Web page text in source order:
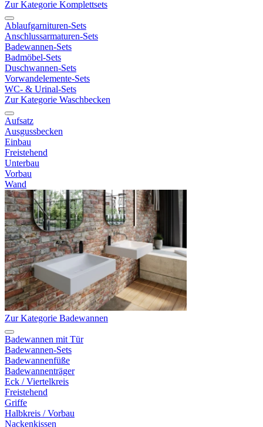
Zur Kategorie Komplettsets
Ablaufgarnituren-Sets
Anschlussarmaturen-Sets
Badewannen-Sets
Badmöbel-Sets
Duschwannen-Sets
Vorwandelemente-Sets
WC- & Urinal-Sets
Zur Kategorie Waschbecken
Aufsatz
Ausgussbecken
Einbau
Freistehend
Unterbau
Vorbau
Wand
Zur Kategorie Badewannen
Badewannen mit Tür
Badewannen-Sets
Badewannenfüße
Badewannenträger
Eck / Viertelkreis
Freistehend
Griffe
Halbkreis / Vorbau
Nackenkissen